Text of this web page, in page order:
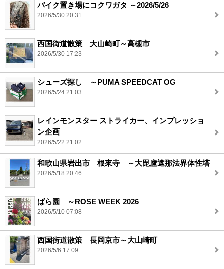
バイク置き場にコクワガタ ～2026/5/26
2026/5/30 20:31
西国街道散策 大山崎町～高槻市
2026/5/30 17:23
シューズ探し ～PUMA SPEEDCAT OG
2026/5/24 21:03
レインモンスター ストライカー、インプレッショ
ン企画
2026/5/22 21:02
和歌山県岩出市 根來寺 ～大毘廬遮那法界体性塔
2026/5/18 20:46
ばら園 ～ROSE WEEK 2026
2026/5/10 07:08
西国街道散策 長岡京市～大山崎町
2026/5/6 17:09